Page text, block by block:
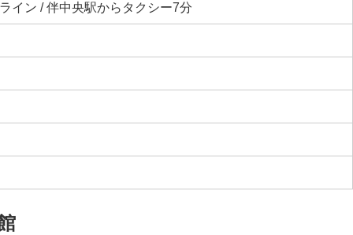
イン / 伴中央駅からタクシー7分